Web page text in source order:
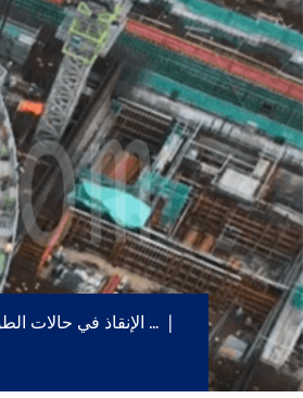
الإنقاذ في حالات الطوارئ المتخصصة …